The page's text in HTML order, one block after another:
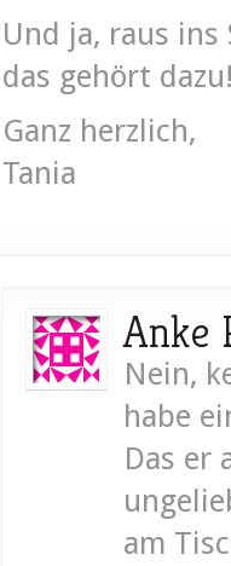
Und ja, raus ins
das gehört
Ganz herzlich,
Tania
Anke
Nein,
habe
Das er
am